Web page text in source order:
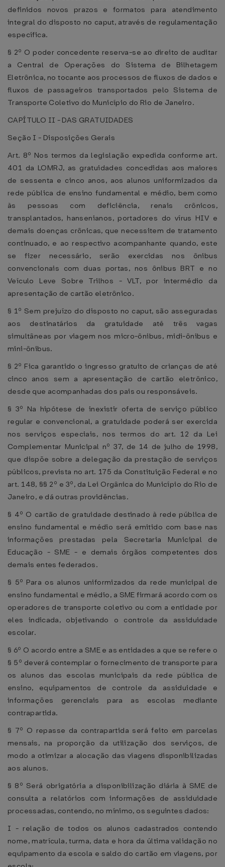
definidos novos prazos e formatos para atendimento
integral do disposto no caput, através de regulamentação
específica.
§ 2º O poder concedente reserva-se ao direito de auditar
a Central de Operações do Sistema de Bilhetagem
Eletrônica, no tocante aos processos de fluxos de dados e
fluxos de passageiros transportados pelo Sistema de
Transporte Coletivo do Município do Rio de Janeiro.
CAPÍTULO II - DAS GRATUIDADES
Seção I - Disposições Gerais
Art. 8º Nos termos da legislação expedida conforme art.
401 da LOMRJ, as gratuidades concedidas aos maiores
de sessenta e cinco anos, aos alunos uniformizados da
rede pública de ensino fundamental e médio, bem como
às pessoas com deficiência, renais crônicos,
transplantados, hansenianos, portadores do vírus HIV e
demais doenças crônicas, que necessitem de tratamento
continuado, e ao respectivo acompanhante quando, este
se fizer necessário, serão exercidas nos ônibus
convencionais com duas portas, nos ônibus BRT e no
Veículo Leve Sobre Trilhos - VLT, por intermédio da
apresentação de cartão eletrônico.
§ 1º Sem prejuízo do disposto no caput, são asseguradas
aos destinatários da gratuidade até três vagas
simultâneas por viagem nos micro-ônibus, midi-ônibus e
mini-ônibus.
§ 2º Fica garantido o ingresso gratuito de crianças de até
cinco anos sem a apresentação de cartão eletrônico,
desde que acompanhadas dos pais ou responsáveis.
§ 3º Na hipótese de inexistir oferta de serviço público
regular e convencional, a gratuidade poderá ser exercida
nos serviços especiais, nos termos do art. 12 da Lei
Complementar Municipal nº 37, de 14 de julho de 1998,
que dispõe sobre a delegação da prestação de serviços
públicos, prevista no art. 175 da Constituição Federal e no
art. 148, §§ 2º e 3º, da Lei Orgânica do Município do Rio de
Janeiro, e dá outras providências.
§ 4º O cartão de gratuidade destinado à rede pública de
ensino fundamental e médio será emitido com base nas
informações prestadas pela Secretaria Municipal de
Educação - SME - e demais órgãos competentes dos
demais entes federados.
§ 5º Para os alunos uniformizados da rede municipal de
ensino fundamental e médio, a SME firmará acordo com os
operadores de transporte coletivo ou com a entidade por
eles indicada, objetivando o controle da assiduidade
escolar.
§ 6º O acordo entre a SME e as entidades a que se refere o
§ 5º deverá contemplar o fornecimento de transporte para
os alunos das escolas municipais da rede pública de
ensino, equipamentos de controle da assiduidade e
informações gerenciais para as escolas mediante
contrapartida.
§ 7º O repasse da contrapartida será feito em parcelas
mensais, na proporção da utilização dos serviços, de
modo a otimizar a alocação das viagens disponibilizadas
aos alunos.
§ 8º Será obrigatória a disponibilização diária à SME de
consulta a relatórios com informações de assiduidade
processadas, contendo, no mínimo, os seguintes dados:
I - relação de todos os alunos cadastrados contendo
nome, matrícula, turma, data e hora da última validação no
equipamento da escola e saldo do cartão em viagens, por